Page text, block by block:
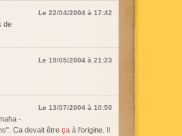
Le 22/04/2004 à 17:42
de
Le 19/05/2004 à 21:23
Le 13/07/2004 à 10:50
-
Ca devait être ça à l'origine. Il